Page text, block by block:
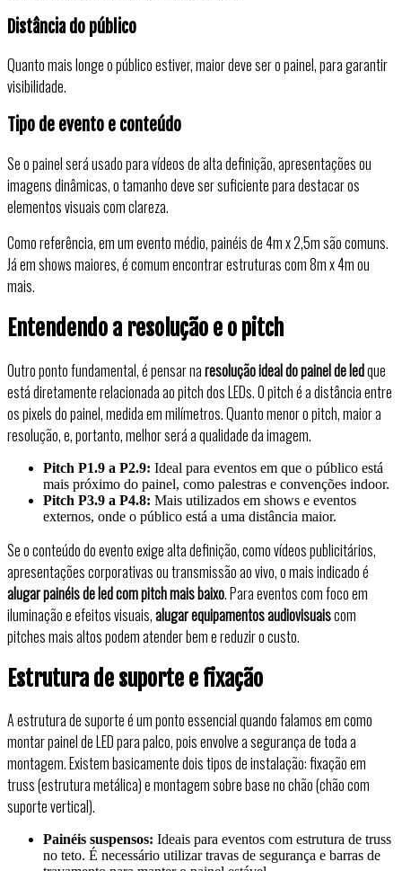
Distância do público
Quanto mais longe o público estiver, maior deve ser o painel, para garantir
visibilidade.
Tipo de evento e conteúdo
Se o painel será usado para vídeos de alta definição, apresentações ou
imagens dinâmicas, o tamanho deve ser suficiente para destacar os
elementos visuais com clareza.
Como referência, em um evento médio, painéis de 4m x 2,5m são comuns.
Já em shows maiores, é comum encontrar estruturas com 8m x 4m ou
mais.
Entendendo a resolução e o pitch
Outro ponto fundamental, é pensar naresolução ideal do painel de ledque
está diretamente relacionada ao pitch dos LEDs. O pitch é a distância entre
os pixels do painel, medida em milímetros. Quanto menor o pitch, maior a
resolução, e, portanto, melhor será a qualidade da imagem.
Pitch P1.9 a P2.9: Ideal para eventos em que o público está
mais próximo do painel, como palestras e convenções indoor.
Pitch P3.9 a P4.8: Mais utilizados em shows e eventos
externos, onde o público está a uma distância maior.
Se o conteúdo do evento exige alta definição, como vídeos publicitários,
apresentações corporativas ou transmissão ao vivo, o mais indicado é
alugar painéis de led com pitch mais baixo. Para eventos com foco em
iluminação e efeitos visuais,alugar equipamentos audiovisuaiscom
pitches mais altos podem atender bem e reduzir o custo.
Estrutura de suporte e fixação
A estrutura de suporte é um ponto essencial quando falamos em como
montar painel de LED para palco, pois envolve a segurança de toda a
montagem. Existem basicamente dois tipos de instalação: fixação em
truss (estrutura metálica) e montagem sobre base no chão (chão com
suporte vertical).
Painéis suspensos: Ideais para eventos com estrutura de truss
no teto. É necessário utilizar travas de segurança e barras de